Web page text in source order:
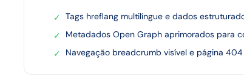
✓ Tags hreflang multilíngue e dados
✓
Metadados Open Graph aprimorados para
✓
Navegação breadcrumb visível e página